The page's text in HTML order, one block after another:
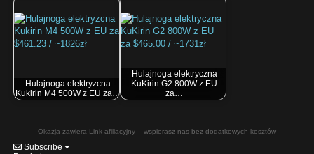
Hulajnoga elektryzcna
Kukirin M4 500W z EU za…
Hulajnoga elektryczna
KuKirin G2 800W z EU
za…
Okazja zawiera Link afiliacyjny – wspierasz nas bez dodatkowych kosztów
Subscribe